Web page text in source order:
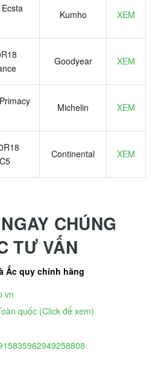
Kumho XEM
Goodyear XEM
Michelin XEM
Continental XEM
CHÚNG
TƯ VẤN
Ắc quy chính hãng
quốc (Click để xem)